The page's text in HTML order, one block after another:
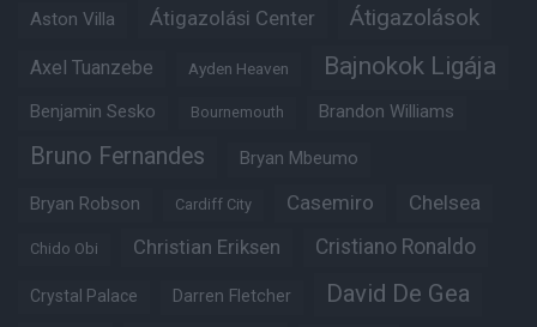
Aston Villa Átigazolási Center Átigazolások
Axel Tuanzebe Ayden Heaven Bajnokok Ligája
Benjamin Sesko Bournemouth Brandon Williams
Bruno Fernandes Bryan Mbeumo
Bryan Robson Cardiff City Casemiro Chelsea
Chido Obi Christian Eriksen Cristiano Ronaldo
Crystal Palace Darren Fletcher David De Gea